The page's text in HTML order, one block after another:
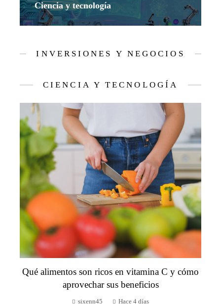
Ciencia y tecnología
INVERSIONES Y NEGOCIOS
CIENCIA Y TECNOLOGÍA
Qué alimentos son ricos en vitamina C y cómo
aprovechar sus beneficios
sixenn45 Hace 4 días